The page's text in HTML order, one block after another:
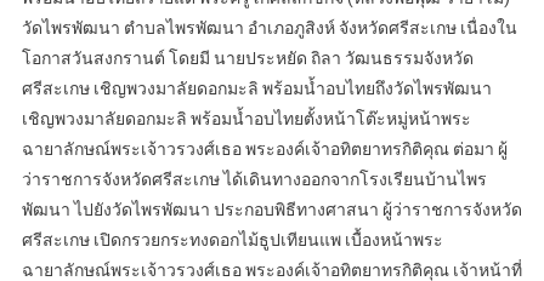
วัดไพรพัฒนา ตำบลไพรพัฒนา อำเภอภูสิงห์ จังหวัดศรีสะเกษ เนื่องใน
โอกาสวันสงกรานต์ โดยมี นายประหยัด ถิลา วัฒนธรรมจังหวัด
ศรีสะเกษ เชิญพวงมาลัยดอกมะลิ พร้อมน้ำอบไทยถึงวัดไพรพัฒนา
เชิญพวงมาลัยดอกมะลิ พร้อมน้ำอบไทยตั้งหน้าโต๊ะหมู่หน้าพระ
ฉายาลักษณ์พระเจ้าวรวงศ์เธอ พระองค์เจ้าอทิตยาทรกิติคุณ ต่อมา ผู้
ว่าราชการจังหวัดศรีสะเกษ ได้เดินทางออกจากโรงเรียนบ้านไพร
พัฒนา ไปยังวัดไพรพัฒนา ประกอบพิธีทางศาสนา ผู้ว่าราชการจังหวัด
ศรีสะเกษ เปิดกรวยกระทงดอกไม้ธูปเทียนแพ เบื้องหน้าพระ
ฉายาลักษณ์พระเจ้าวรวงศ์เธอ พระองค์เจ้าอทิตยาทรกิติคุณ เจ้าหน้าที่